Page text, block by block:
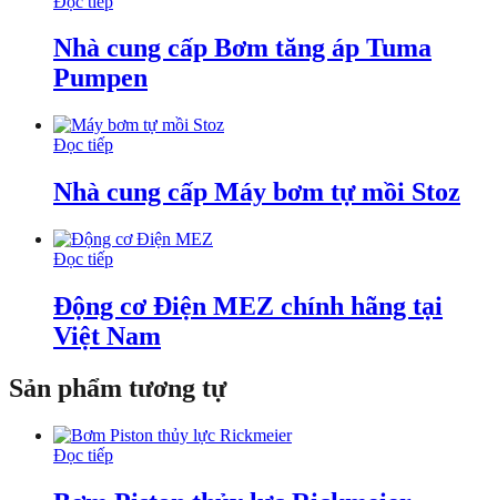
Nhà cung cấp Bơm tăng áp Tuma
Pumpen
Đọc tiếp
Nhà cung cấp Máy bơm tự mồi Stoz
Đọc tiếp
Động cơ Điện MEZ chính hãng tại
Việt Nam
Sản phẩm tương tự
Đọc tiếp